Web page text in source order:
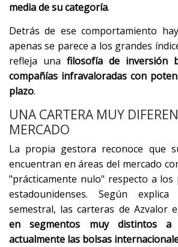
media de su categoría.
Detrás de ese comportamiento
apenas se parece a los grandes
refleja una filosofía de inversión
compañías infravaloradas con
plazo.
UNA CARTERA MUY
MERCADO
La propia gestora reconoce que
encuentran en áreas del mercado
"prácticamente nulo" respecto a los
estadounidenses. Según
semestral, las carteras de Azvalor
en segmentos muy distintos
actualmente las bolsas